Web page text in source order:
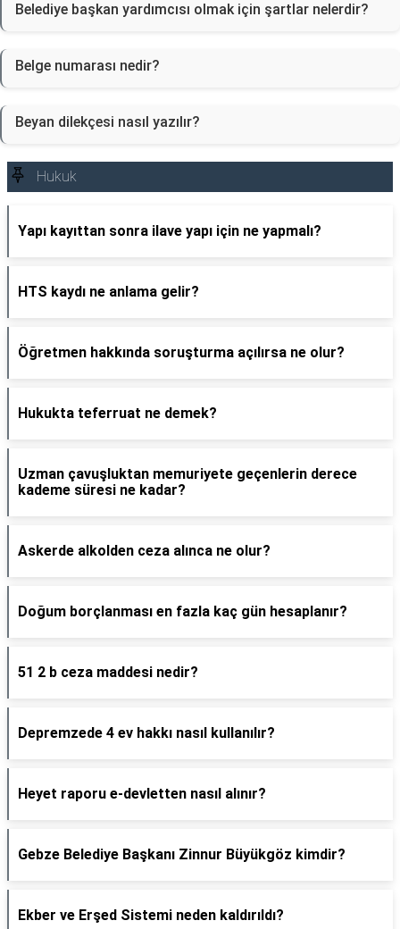
Belediye başkan yardımcısı olmak için şartlar nelerdir?
Belge numarası nedir?
Beyan dilekçesi nasıl yazılır?
Hukuk
Yapı kayıttan sonra ilave yapı için ne yapmalı?
HTS kaydı ne anlama gelir?
Öğretmen hakkında soruşturma açılırsa ne olur?
Hukukta teferruat ne demek?
Uzman çavuşluktan memuriyete geçenlerin derece
kademe süresi ne kadar?
Askerde alkolden ceza alınca ne olur?
Doğum borçlanması en fazla kaç gün hesaplanır?
51 2 b ceza maddesi nedir?
Depremzede 4 ev hakkı nasıl kullanılır?
Heyet raporu e-devletten nasıl alınır?
Gebze Belediye Başkanı Zinnur Büyükgöz kimdir?
Ekber ve Erşed Sistemi neden kaldırıldı?